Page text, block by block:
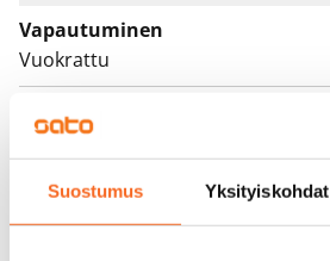
Suostumus Yksityiskohdat
Vapautuminen
Vuokrattu
Varallisuusrajat
Vuokra